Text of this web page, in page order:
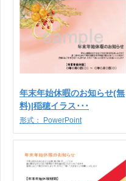
年末年始休暇のお知らせ(無
料)|稲穂イラス･･･
形式： PowerPoint